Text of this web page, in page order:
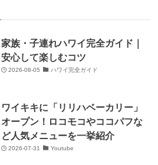
家族・子連れハワイ完全ガイド｜
安心して楽しむコツ
2026-08-05 ハワイ完全ガイド
ワイキキに「リリハベーカリー」
オープン！ロコモコやココパフな
ど人気メニューを一挙紹介
2026-07-31 Youtube